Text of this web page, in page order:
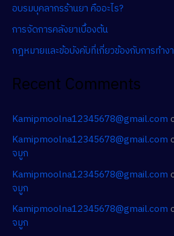
อบรมบุคลากรร้านยา คืออะไร?
การจัดการคลังยาเบื้องต้น
กฎหมายและข้อบังคับที่เกี่ยวข้องกับการทำง
Recent Comments
Kamipmoolna12345678@gmail.com
Kamipmoolna12345678@gmail.com
จมูก
Kamipmoolna12345678@gmail.com
จมูก
Kamipmoolna12345678@gmail.com
จมูก